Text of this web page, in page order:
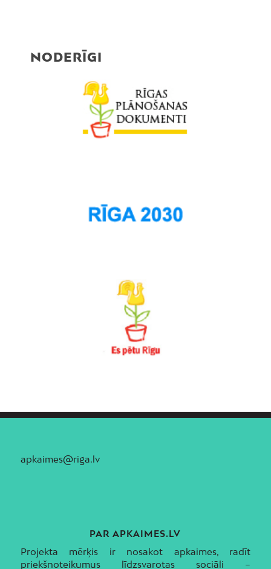
NODERĪGI
apkaimes@riga.lv
PAR APKAIMES.LV
Projekta mērķis ir nosakot apkaimes, radīt
priekšnoteikumus līdzsvarotas sociāli –